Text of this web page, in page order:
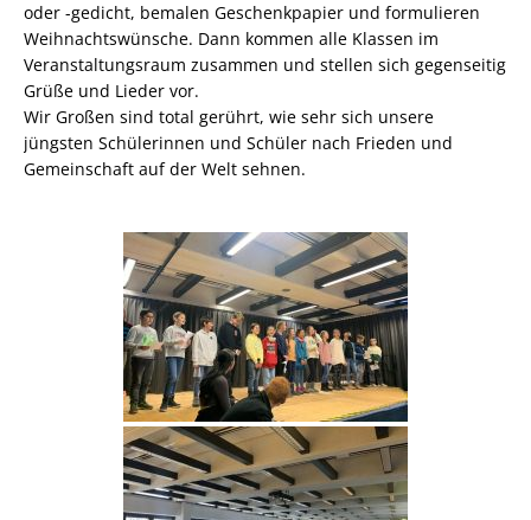
oder -gedicht, bemalen Geschenkpapier und formulieren
Weihnachtswünsche. Dann kommen alle Klassen im
Veranstaltungsraum zusammen und stellen sich gegenseitig
Grüße und Lieder vor.
Wir Großen sind total gerührt, wie sehr sich unsere
jüngsten Schülerinnen und Schüler nach Frieden und
Gemeinschaft auf der Welt sehnen.